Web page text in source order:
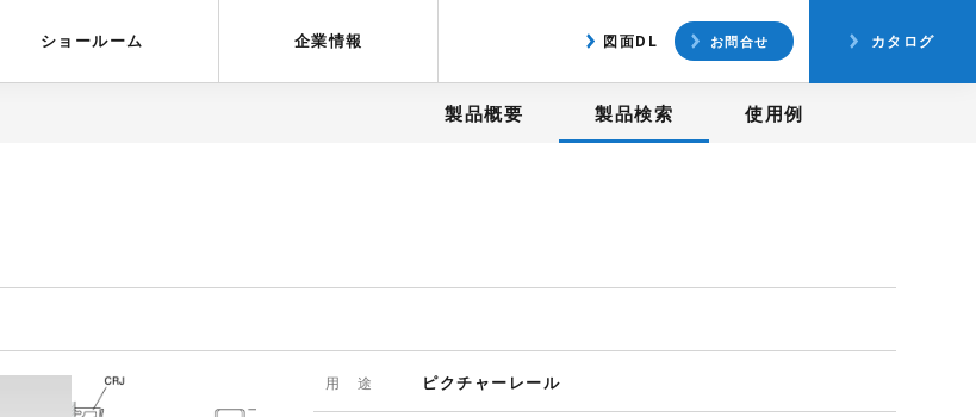
ショールーム
企業情報 図面DL お問合せ カタログ
製品概要 製品検索 使用例
用 途 ピクチャーレール